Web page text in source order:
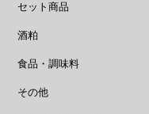
セット商品
酒粕
食品・調味料
その他